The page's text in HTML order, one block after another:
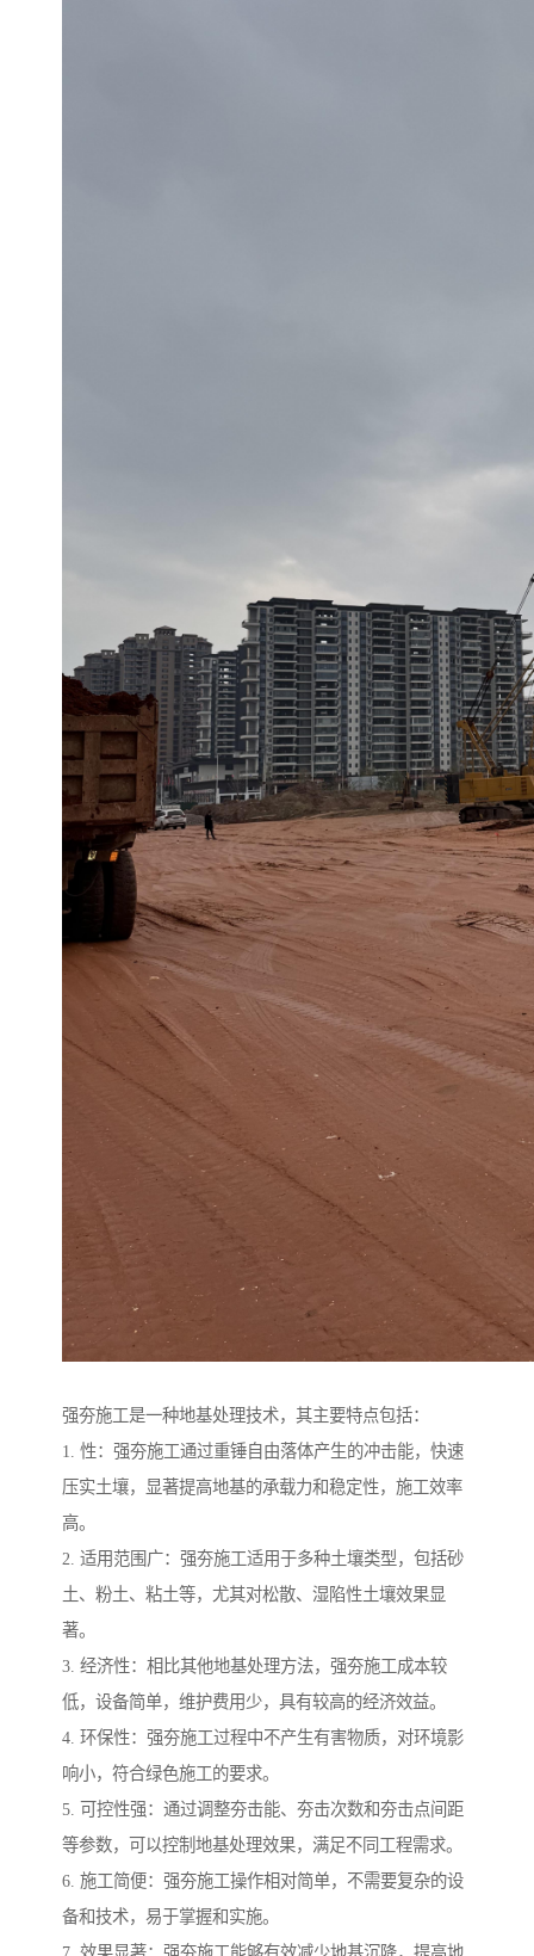
强夯施工是一种地基处理技术，其主要特点包括：
1. 性：强夯施工通过重锤自由落体产生的冲击能，快速
压实土壤，显著提高地基的承载力和稳定性，施工效率
高。
2. 适用范围广：强夯施工适用于多种土壤类型，包括砂
土、粉土、粘土等，尤其对松散、湿陷性土壤效果显
著。
3. 经济性：相比其他地基处理方法，强夯施工成本较
低，设备简单，维护费用少，具有较高的经济效益。
4. 环保性：强夯施工过程中不产生有害物质，对环境影
响小，符合绿色施工的要求。
5. 可控性强：通过调整夯击能、夯击次数和夯击点间距
等参数，可以控制地基处理效果，满足不同工程需求。
6. 施工简便：强夯施工操作相对简单，不需要复杂的设
备和技术，易于掌握和实施。